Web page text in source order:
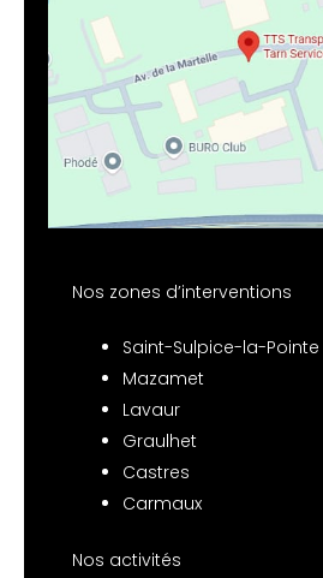
Nos zones d’interventions
Saint-Sulpice-la-Pointe
Mazamet
Lavaur
Graulhet
Castres
Carmaux
Nos activités